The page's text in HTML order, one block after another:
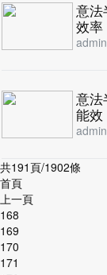
意法
效率
admin
意法
能效
admin
共191頁/1902條
首頁
上一頁
168
169
170
171